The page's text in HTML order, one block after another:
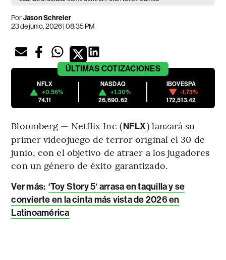
PorJason Schreier
23 de junio, 2026 | 08:35 PM
ÚLTIMAS COTIZACIONES
NFLX
+0.56%
74.11
NASDAQ
+1.30%
26,690.62
IBOVESPA
-1.73%
172,513.42
Bloomberg — Netflix Inc (NFLX) lanzará su
primer videojuego de terror original el 30 de
junio, con el objetivo de atraer a los jugadores
con un género de éxito garantizado.
Ver más: ‘Toy Story 5′ arrasa en taquilla y se
convierte en la cinta más vista de 2026 en
Latinoamérica